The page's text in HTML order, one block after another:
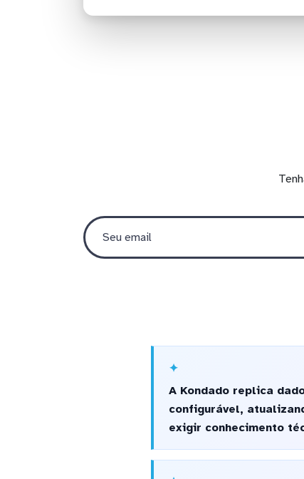
A Kondado replica
configurável,
exigir conhecimento